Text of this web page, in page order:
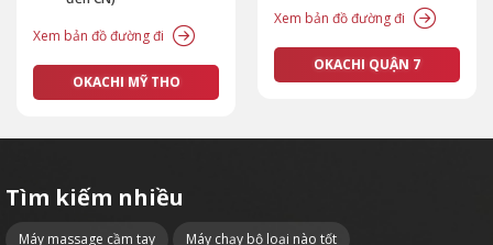
Xem bản đồ đường đi
OKACHI MỸ THO
Xem bản đồ đường đi
OKACHI QUẬN 7
Tìm kiếm nhiều
Máy massage cầm tay Máy chạy bộ loại nào tốt